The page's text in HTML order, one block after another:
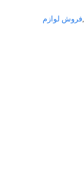
فروش لوازم